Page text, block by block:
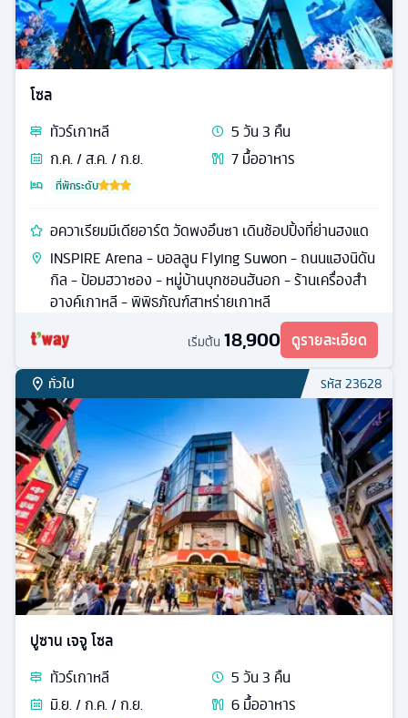
โซล
ทัวร์เกาหลี 5วัน3 คืน
ก.ค. / ส.ค. / ก.ย.
7มื้ออาหาร
ที่พักระดับ
อควาเรียมมีเดียอาร์ต วัดพงอึนซา เดินช้อปปิ้งที่ย่านฮงแด
INSPIRE Arena - บอลลูน Flying Suwon - ถนนแฮงนิดัน
กิล - ป้อมฮวาซอง - หมู่บ้านบุกชอนฮันอก - ร้านเครื่องสำ
อางค์เกาหลี - พิพิธภัณฑ์สาหร่ายเกาหลี
เริ่มต้น 18,900 ดูรายละเอียด
ทั่วไป รหัส23628
ปูซาน เจจู โซล
ทัวร์เกาหลี 5วัน3 คืน
มิ.ย. / ก.ค. / ก.ย.
6มื้ออาหาร